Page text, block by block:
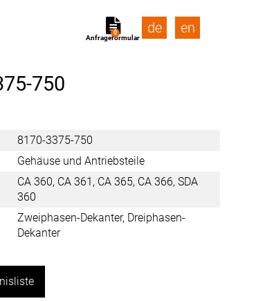
Anfrageformular
0 de en
750
8170-3375-750
Gehäuse und Antriebsteile
CA 360, CA 361, CA 365, CA 366, SDA
360
Zweiphasen-Dekanter, Dreiphasen-
Dekanter